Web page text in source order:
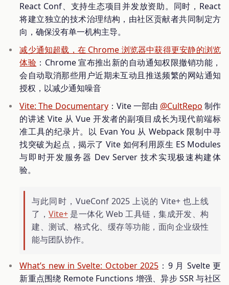
React Conf、支持生态项目并发放资助。同时，React
将建立独立的技术治理结构，由社区贡献者共同制定方
向，确保没有单一机构主导。
减少通知超载，在 Chrome 浏览器中获得更安静的浏览
体验 ：Chrome 宣布推出新的自动通知权限撤销功能，
会自动取消那些用户近期未互动且推送频繁的网站通知
授权，以减少通知噪音
Vite: The Documentary：Vite 一部由 @CultRepo 制作
的讲述 Vite 从 Vue 开发者的副项目成长为现代前端标
准工具的纪录片。以 Evan You 从 Webpack 限制中寻
找突破为起点，揭示了 Vite 如何利用原生 ES Modules
与即时开发服务器 Dev Server 技术实现极速构建体
验。
与此同时，VueConf 2025 上说的 Vite+ 也上线
了，Vite+ 是一体化 Web 工具链，集成开发、构
建、测试、格式化、缓存等功能，面向企业级性
能与团队协作。
What’s new in Svelte: October 2025 ：9 月 Svelte 更
新重点围绕 Remote Functions 增强、异步 SSR 与社区